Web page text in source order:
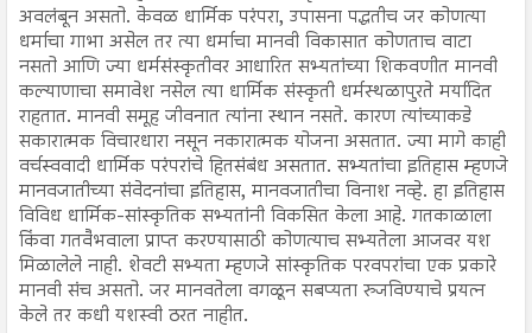
अवलंबून असतो. केवळ धार्मिक परंपरा, उपासना पद्धतीच जर कोणत्या
धर्माचा गाभा असेल तर त्या धर्माचा मानवी विकासात कोणताच वाटा
नसतो आणि ज्या धर्मसंस्कृतीवर आधारित सभ्यतांच्या शिकवणीत मानवी
कल्याणाचा समावेश नसेल त्या धार्मिक संस्कृती धर्मस्थळापुरते मर्यादित
राहतात. मानवी समूह जीवनात त्यांना स्थान नसते. कारण त्यांच्याकडे
सकारात्मक विचारधारा नसून नकारात्मक योजना असतात. ज्या मागे काही
वर्चस्ववादी धार्मिक परंपरांचे हितसंबंध असतात. सभ्यतांचा इतिहास म्हणजे
मानवजातीच्या संवेदनांचा इतिहास, मानवजातीचा विनाश नव्हे. हा इतिहास
विविध धार्मिक-सांस्कृतिक सभ्यतांनी विकसित केला आहे. गतकाळाला
किंवा गतवैभवाला प्राप्त करण्यासाठी कोणत्याच सभ्यतेला आजवर यश
मिळालेले नाही. शेवटी सभ्यता म्हणजे सांस्कृतिक परवपरांचा एक प्रकारे
मानवी संच असतो. जर मानवतेला वगळून सबप्यता रुजविण्याचे प्रयत्न
केले तर कधी यशस्वी ठरत नाहीत.